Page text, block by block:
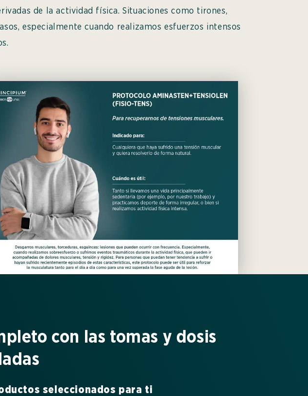
de la actividad física. Situaciones como tirones,
especialmente cuando realizamos esfuerzos intensos
con las tomas y dosis
seleccionados para ti